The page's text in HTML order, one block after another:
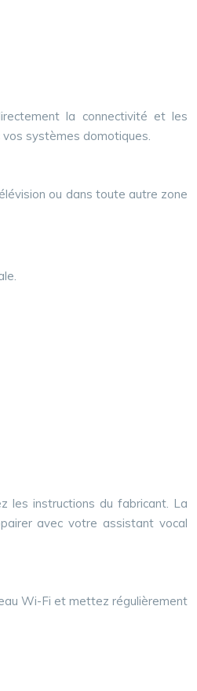
la connectivité et les
systèmes domotiques.
ou dans toute autre zone
les instructions du fabricant. La
avec votre assistant vocal
Wi-Fi et mettez régulièrement